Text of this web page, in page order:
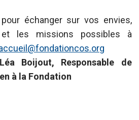
échanger sur vos envies,
les missions possibles à
Boijout, Responsable de
à la Fondation